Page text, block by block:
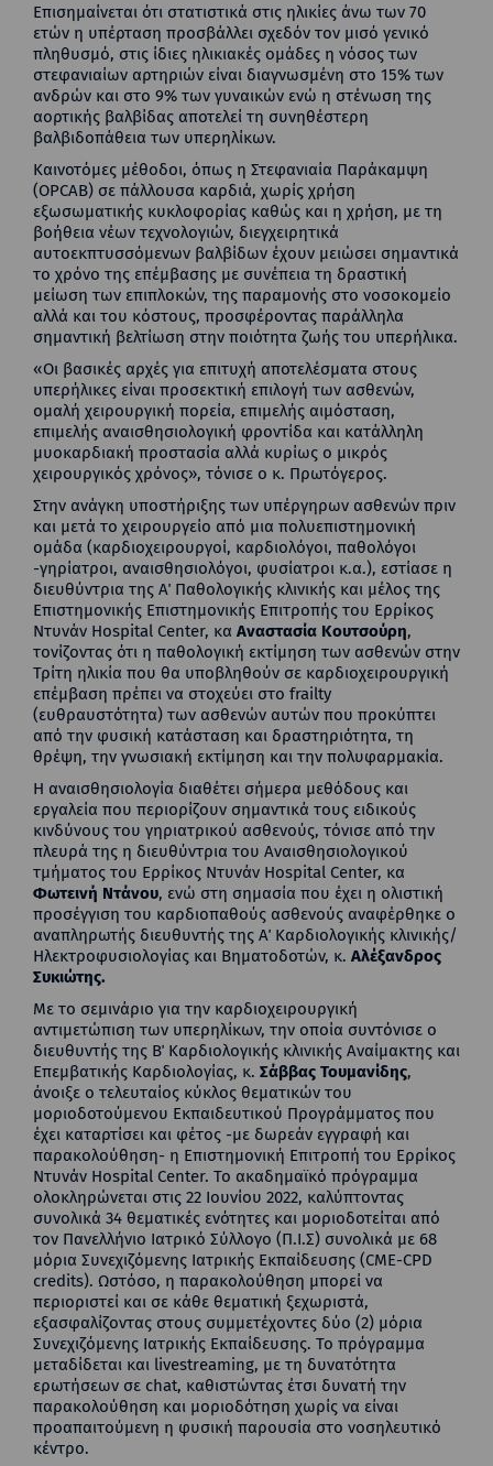
Επισημαίνεται ότι στατιστικά στις ηλικίες άνω των 70
ετών η υπέρταση προσβάλλει σχεδόν τον μισό γενικό
πληθυσμό, στις ίδιες ηλικιακές ομάδες η νόσος των
στεφανιαίων αρτηριών είναι διαγνωσμένη στο 15% των
ανδρών και στο 9% των γυναικών ενώ η στένωση της
αορτικής βαλβίδας αποτελεί τη συνηθέστερη
βαλβιδοπάθεια των υπερηλίκων.
Καινοτόμες μέθοδοι, όπως η Στεφανιαία Παράκαμψη
(OPCAB) σε πάλλουσα καρδιά, χωρίς χρήση
εξωσωματικής κυκλοφορίας καθώς και η χρήση, με τη
βοήθεια νέων τεχνολογιών, διεγχειρητικά
αυτοεκπτυσσόμενων βαλβίδων έχουν μειώσει σημαντικά
το χρόνο της επέμβασης με συνέπεια τη δραστική
μείωση των επιπλοκών, της παραμονής στο νοσοκομείο
αλλά και του κόστους, προσφέροντας παράλληλα
σημαντική βελτίωση στην ποιότητα ζωής του υπερήλικα.
«Οι βασικές αρχές για επιτυχή αποτελέσματα στους
υπερήλικες είναι προσεκτική επιλογή των ασθενών,
ομαλή χειρουργική πορεία, επιμελής αιμόσταση,
επιμελής αναισθησιολογική φροντίδα και κατάλληλη
μυοκαρδιακή προστασία αλλά κυρίως ο μικρός
χειρουργικός χρόνος», τόνισε ο κ. Πρωτόγερος.
Στην ανάγκη υποστήριξης των υπέργηρων ασθενών πριν
και μετά το χειρουργείο από μια πολυεπιστημονική
ομάδα (καρδιοχειρουργοί, καρδιολόγοι, παθολόγοι
-γηρίατροι, αναισθησιολόγοι, φυσίατροι κ.α.), εστίασε η
διευθύντρια της Α΄ Παθολογικής κλινικής και μέλος της
Επιστημονικής Επιστημονικής Επιτροπής του Ερρίκος
Ντυνάν Hospital Center, κα Αναστασία Κουτσούρη,
τονίζοντας ότι η παθολογική εκτίμηση των ασθενών στην
Τρίτη ηλικία που θα υποβληθούν σε καρδιοχειρουργική
επέμβαση πρέπει να στοχεύει στο frailty
(ευθραυστότητα) των ασθενών αυτών που προκύπτει
από την φυσική κατάσταση και δραστηριότητα, τη
θρέψη, την γνωσιακή εκτίμηση και την πολυφαρμακία.
Η αναισθησιολογία διαθέτει σήμερα μεθόδους και
εργαλεία που περιορίζουν σημαντικά τους ειδικούς
κινδύνους του γηριατρικού ασθενούς, τόνισε από την
πλευρά της η διευθύντρια του Αναισθησιολογικού
τμήματος του Ερρίκος Ντυνάν Hospital Center, κα
Φωτεινή Ντάνου, ενώ στη σημασία που έχει η ολιστική
προσέγγιση του καρδιοπαθούς ασθενούς αναφέρθηκε ο
αναπληρωτής διευθυντής της Α΄ Καρδιολογικής κλινικής/
Ηλεκτροφυσιολογίας και Βηματοδοτών, κ. Αλέξανδρος
Συκιώτης.
Με το σεμινάριο για την καρδιοχειρουργική
αντιμετώπιση των υπερηλίκων, την οποία συντόνισε ο
διευθυντής της Β΄ Καρδιολογικής κλινικής Αναίμακτης και
Επεμβατικής Καρδιολογίας, κ. Σάββας Τουμανίδης,
άνοιξε ο τελευταίος κύκλος θεματικών του
μοριοδοτούμενου Εκπαιδευτικού Προγράμματος που
έχει καταρτίσει και φέτος -με δωρεάν εγγραφή και
παρακολούθηση- η Επιστημονική Επιτροπή του Ερρίκος
Ντυνάν Hospital Center. Το ακαδημαϊκό πρόγραμμα
ολοκληρώνεται στις 22 Ιουνίου 2022, καλύπτοντας
συνολικά 34 θεματικές ενότητες και μοριοδοτείται από
τον Πανελλήνιο Ιατρικό Σύλλογο (Π.Ι.Σ) συνολικά με 68
μόρια Συνεχιζόμενης Ιατρικής Εκπαίδευσης (CME-CPD
credits). Ωστόσο, η παρακολούθηση μπορεί να
περιοριστεί και σε κάθε θεματική ξεχωριστά,
εξασφαλίζοντας στους συμμετέχοντες δύο (2) μόρια
Συνεχιζόμενης Ιατρικής Εκπαίδευσης. Το πρόγραμμα
μεταδίδεται και livestreaming, με τη δυνατότητα
ερωτήσεων σε chat, καθιστώντας έτσι δυνατή την
παρακολούθηση και μοριοδότηση χωρίς να είναι
προαπαιτούμενη η φυσική παρουσία στο νοσηλευτικό
κέντρο.